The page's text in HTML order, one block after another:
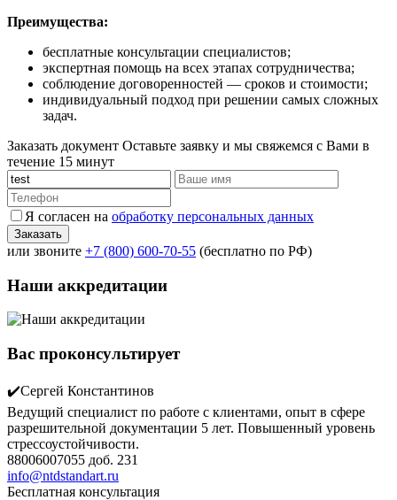
Преимущества:
бесплатные консультации специалистов;
экспертная помощь на всех этапах сотрудничества;
соблюдение договоренностей — сроков и стоимости;
индивидуальный подход при решении самых сложных
задач.
Заказать документ Оставьте заявку и мы свяжемся с Вами в
течение 15 минут
Я согласен на обработку персональных данных
или звоните +7 (800) 600-70-55 (бесплатно по РФ)
Наши аккредитации
Вас проконсультирует
✔️Сергей Константинов
Ведущий специалист по работе с клиентами, опыт в сфере
разрешительной документации 5 лет. Повышенный уровень
стрессоустойчивости.
88006007055 доб. 231
info@ntdstandart.ru
Бесплатная консультация